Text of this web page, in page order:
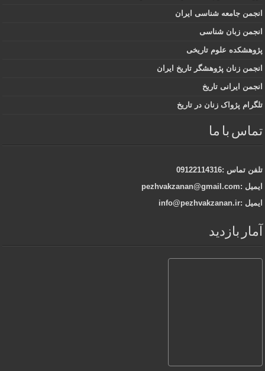
انجمن جامعه شناسی ایران
انجمن زبان شناسی
پژوهشکده علوم تاریخی
انجمن زنان پژوهشگر تاریخ ایران
انجمن ایرانی تاریخ
تلگرام پژواک زنان در تاریخ
تماس با ما
تلفن تماس :09122114316
ایمیل :pezhvakzanan@gmail.com
ایمیل :info@pezhvakzanan.ir
آمار بازدید